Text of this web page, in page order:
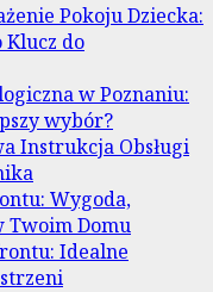
Pokoju Dziecka:
do
w Poznaniu:
wybór?
Instrukcja Obsługi
Wygoda,
Twoim Domu
Idealne